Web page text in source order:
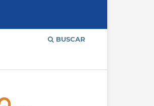
BUSCAR